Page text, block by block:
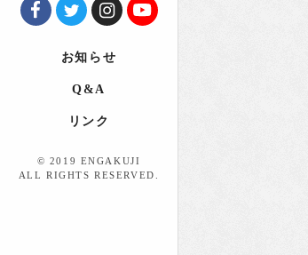
お知らせ
Q&A
リンク
© 2019 ENGAKUJI
ALL RIGHTS RESERVED.